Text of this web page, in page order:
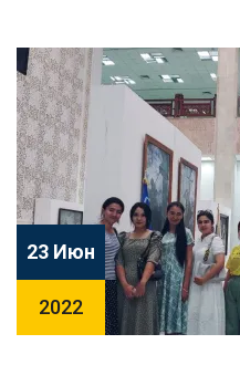
23 Июн
2022